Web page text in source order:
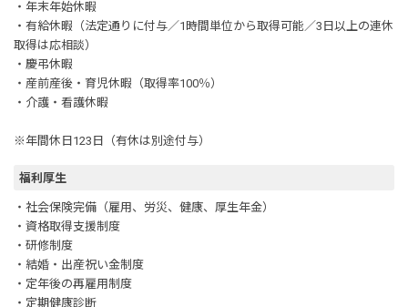
・年末年始休暇
・有給休暇（法定通りに付与／1時間単位から取得可能／3日以上の連休
取得は応相談）
・慶弔休暇
・産前産後・育児休暇（取得率100％）
・介護・看護休暇
※年間休日123日（有休は別途付与）
福利厚生
・社会保険完備（雇用、労災、健康、厚生年金）
・資格取得支援制度
・研修制度
・結婚・出産祝い金制度
・定年後の再雇用制度
・定期健康診断